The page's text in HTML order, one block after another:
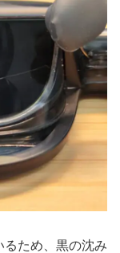
るため、黒の沈み